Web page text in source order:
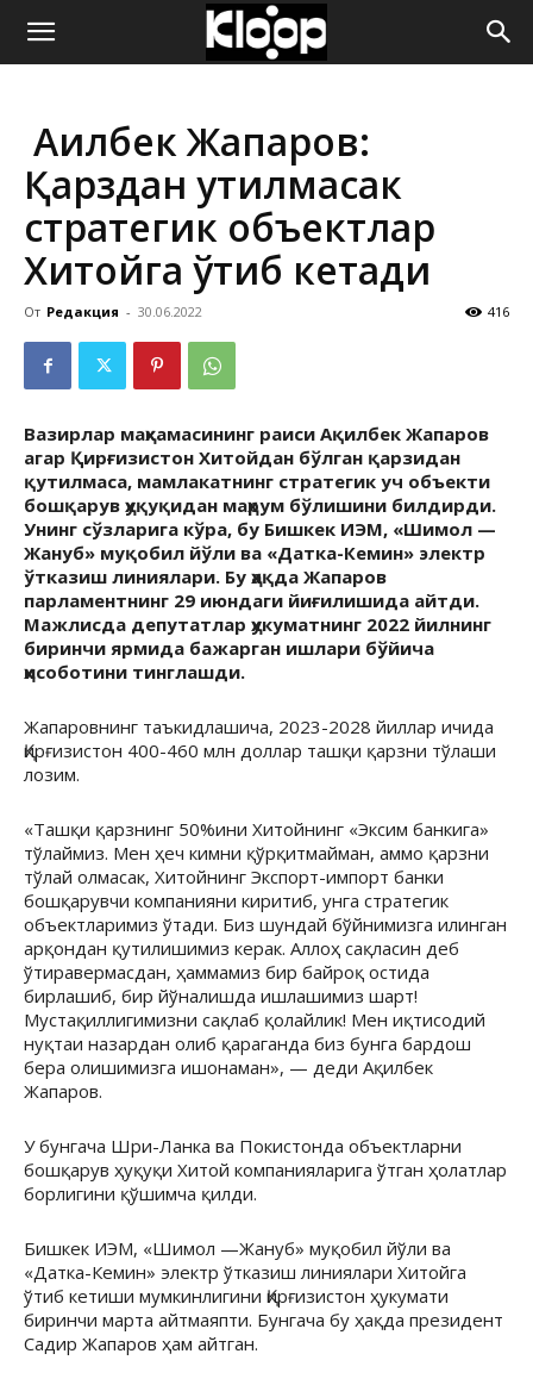
ҚИРҒИЗИСТОН
ЯНГИЛИКЛАРИ
Ақилбек Жапаров:
Қарздан қутилмасак
стратегик объектлар
Хитойга ўтиб кетади
От Редакция - 30.06.2022 416
Вазирлар маҳкамасининг раиси Ақилбек Жапаров
агар Қирғизистон Хитойдан бўлган қарзидан
қутилмаса, мамлакатнинг стратегик уч объекти
бошқарув ҳуқуқидан маҳрум бўлишини билдирди.
Унинг сўзларига кўра, бу Бишкек ИЭМ, «Шимол —
Жануб» муқобил йўли ва «Датка-Кемин» электр
ўтказиш линиялари. Бу ҳақда Жапаров
парламентнинг 29 июндаги йиғилишида айтди.
Мажлисда депутатлар ҳукуматнинг 2022 йилнинг
биринчи ярмида бажарган ишлари бўйича
ҳисоботини тинглашди.
Жапаровнинг таъкидлашича, 2023-2028 йиллар ичида
Қирғизистон 400-460 млн доллар ташқи қарзни тўлаши
лозим.
«Ташқи қарзнинг 50%ини Хитойнинг «Эксим банкига»
тўлаймиз. Мен ҳеч кимни қўрқитмайман, аммо қарзни
тўлай олмасак, Хитойнинг Экспорт-импорт банки
бошқарувчи компанияни киритиб, унга стратегик
объектларимиз ўтади. Биз шундай бўйнимизга илинган
арқондан қутилишимиз керак. Аллоҳ сақласин деб
ўтиравермасдан, ҳаммамиз бир байроқ остида
бирлашиб, бир йўналишда ишлашимиз шарт!
Мустақиллигимизни сақлаб қолайлик! Мен иқтисодий
нуқтаи назардан олиб қараганда биз бунга бардош
бера олишимизга ишонаман», — деди Ақилбек
Жапаров.
У бунгача Шри-Ланка ва Покистонда объектларни
бошқарув ҳуқуқи Хитой компанияларига ўтган ҳолатлар
борлигини қўшимча қилди.
Бишкек ИЭМ, «Шимол —Жануб» муқобил йўли ва
«Датка-Кемин» электр ўтказиш линиялари Хитойга
ўтиб кетиши мумкинлигини Қирғизистон ҳукумати
биринчи марта айтмаяпти. Бунгача бу ҳақда президент
Садир Жапаров ҳам айтган.